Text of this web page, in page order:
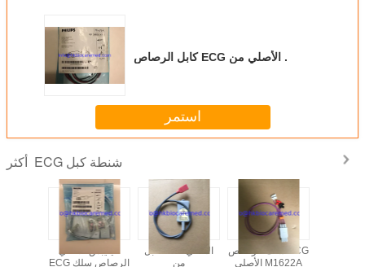
كابل الرصاص ECG الأصلي من .
استمر
ECG شنطة كبل
ECG الرصاص سلك
كبل ECG الأصلي
من
سلك الرصاص ECG
الأصلي M1622A